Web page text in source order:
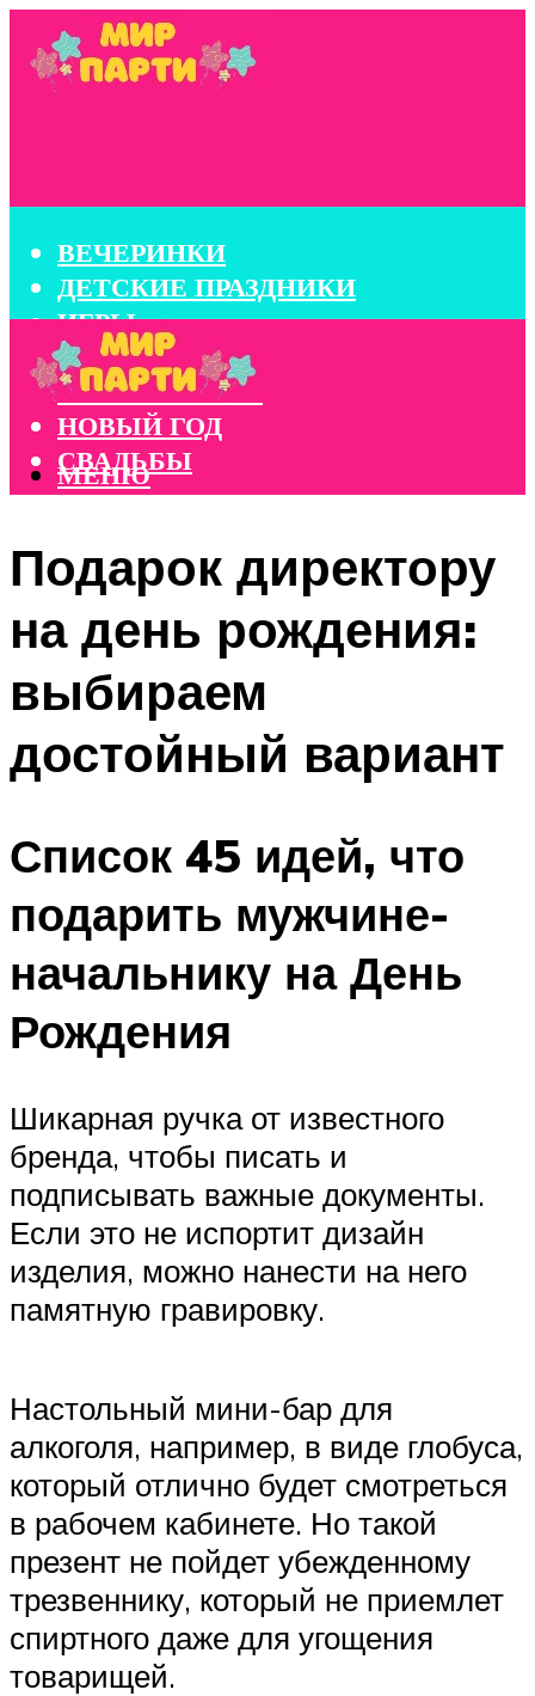
ВЕЧЕРИНКИ
ДЕТСКИЕ ПРАЗДНИКИ
ИГРЫ
КОНКУРСЫ
КОРПОРАТИВЫ
НОВЫЙ ГОД
СВАДЬБЫ
МЕНЮ
Подарок директору
на день рождения:
выбираем
достойный вариант
Список 45 идей, что
подарить мужчине-
начальнику на День
Рождения
Шикарная ручка от известного
бренда, чтобы писать и
подписывать важные документы.
Если это не испортит дизайн
изделия, можно нанести на него
памятную гравировку.
Настольный мини-бар для
алкоголя, например, в виде глобуса,
который отлично будет смотреться
в рабочем кабинете. Но такой
презент не пойдет убежденному
трезвеннику, который не приемлет
спиртного даже для угощения
товарищей.